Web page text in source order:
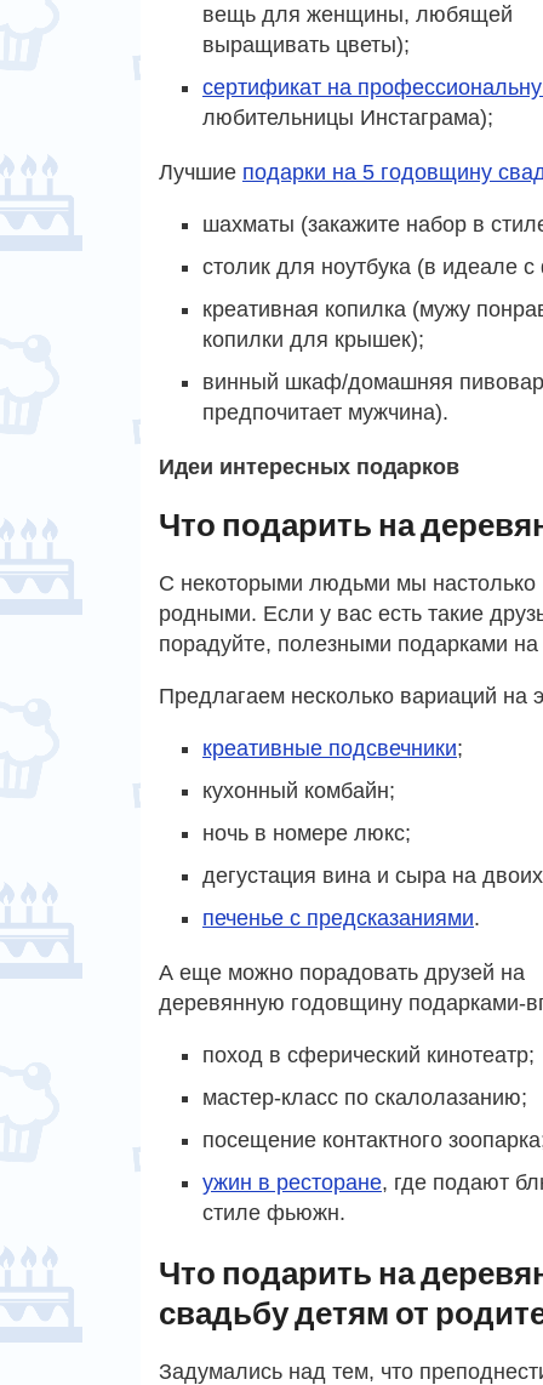
вещь для женщины, любящей
выращивать цветы);
сертификат на
любительницы Инстаграма);
Лучшие подарки на 5 годовщину
шахматы (закажите набор в
столик для ноутбука (в идеале
креативная копилка (мужу
копилки для крышек);
винный шкаф/домашняя
предпочитает мужчина).
Идеи интересных подарков
Что подарить на
С некоторыми людьми мы настолько
родными. Если у вас есть такие
порадуйте, полезными подарками
Предлагаем несколько вариаций на
креативные подсвечники;
кухонный комбайн;
ночь в номере люкс;
дегустация вина и сыра на
печенье с предсказаниями.
А еще можно порадовать друзей на
деревянную годовщину подарками-
поход в сферический кинотеатр;
мастер-класс по скалолазанию;
посещение контактного
ужин в ресторане, где подают
стиле фьюжн.
Что подарить на
свадьбу детям от
Задумались над тем, что